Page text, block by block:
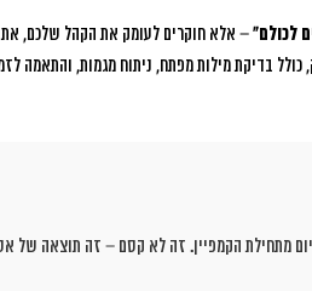
לכולם”– אלא חוקרים לעומק את הקהל שלכם,
בדיקת מילות מפתח, ניתוח מגמות, והתאמה
לקוחות שעובדים איתנו רואים עלייה ממוצעת של 340% בהתקשרויות עסקיות תוך 90 יום מתחילת הקמפיין. זה לא קסם –